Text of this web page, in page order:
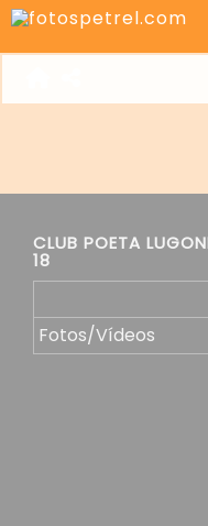
CLUB POETA
18